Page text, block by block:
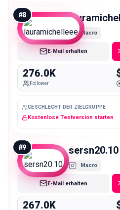
#8
Macro
E-Mail erhalten
276.0K
Follower
GESCHLECHT DER ZIELGRUPPE
Kostenlose Testversion starten
#9 sersn20.10
Macro
E-Mail erhalten
267.0K